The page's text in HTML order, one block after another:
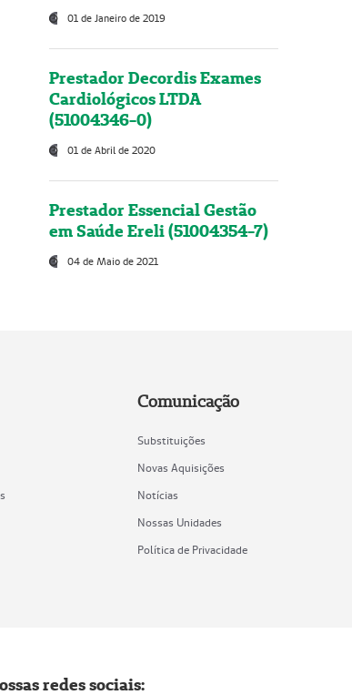
01 de Janeiro de 2019
Prestador Decordis Exames
Cardiológicos LTDA
(51004346-0)
01 de Abril de 2020
Prestador Essencial Gestão
em Saúde Ereli (51004354-7)
04 de Maio de 2021
Comunicação
Substituições
Novas Aquisições
Notícias
Nossas Unidades
Política de Privacidade
redes sociais: